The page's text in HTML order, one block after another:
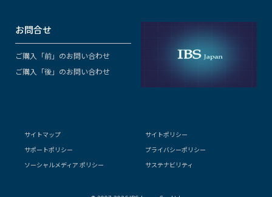
お問合せ
ご購入「前」のお問い合わせ
ご購入「後」のお問い合わせ
サイトマップ
サイトポリシー
サポートポリシー
プライバシーポリシー
ソーシャルメディア ポリシー
サステナビリティ